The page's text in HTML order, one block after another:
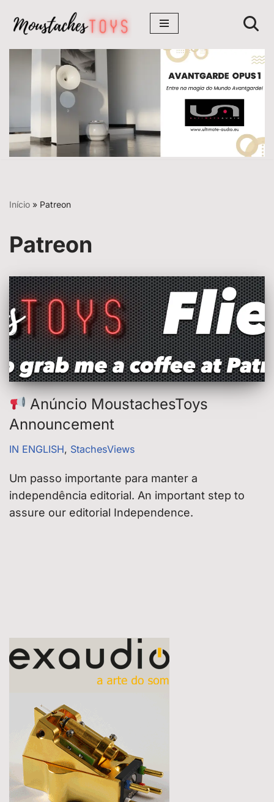
Avançar
para
conteúdo
Início » Patreon
Patreon
Anúncio MoustachesToys
Announcement
IN ENGLISH, StachesViews
Um passo importante para manter a
independência editorial. An important step to
assure our editorial Independence.